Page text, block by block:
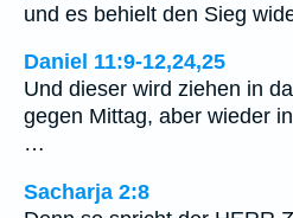
und es behielt den Sieg
Daniel 11:9-12,24,25
Und dieser wird ziehen in
gegen Mittag, aber wieder
…
Sacharja 2:8